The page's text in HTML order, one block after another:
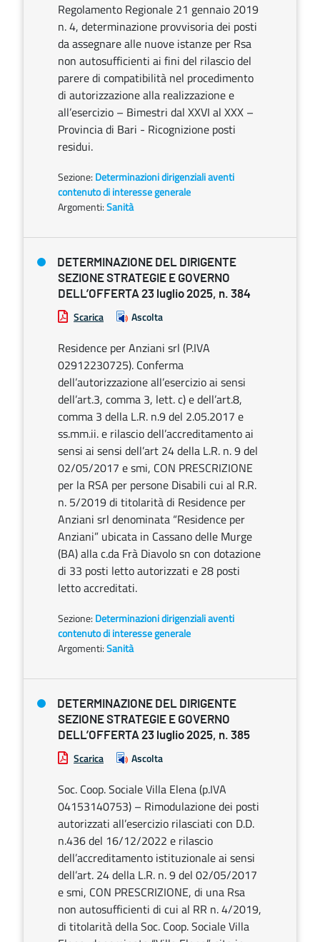
Regolamento Regionale 21 gennaio 2019
n. 4, determinazione provvisoria dei posti
da assegnare alle nuove istanze per Rsa
non autosufficienti ai fini del rilascio del
parere di compatibilità nel procedimento
di autorizzazione alla realizzazione e
all’esercizio – Bimestri dal XXVI al XXX –
Provincia di Bari - Ricognizione posti
residui.
Sezione: Determinazioni dirigenziali aventi
contenuto di interesse generale
Argomenti:Sanità
DETERMINAZIONE DEL DIRIGENTE
SEZIONE STRATEGIE E GOVERNO
DELL’OFFERTA 23 luglio 2025, n. 384
Scarica Ascolta
Residence per Anziani srl (P.IVA
02912230725). Conferma
dell’autorizzazione all’esercizio ai sensi
dell’art.3, comma 3, lett. c) e dell’art.8,
comma 3 della L.R. n.9 del 2.05.2017 e
ss.mm.ii. e rilascio dell’accreditamento ai
sensi ai sensi dell’art 24 della L.R. n. 9 del
02/05/2017 e smi, CON PRESCRIZIONE
per la RSA per persone Disabili cui al R.R.
n. 5/2019 di titolarità di Residence per
Anziani srl denominata “Residence per
Anziani” ubicata in Cassano delle Murge
(BA) alla c.da Frà Diavolo sn con dotazione
di 33 posti letto autorizzati e 28 posti
letto accreditati.
Sezione: Determinazioni dirigenziali aventi
contenuto di interesse generale
Argomenti:Sanità
DETERMINAZIONE DEL DIRIGENTE
SEZIONE STRATEGIE E GOVERNO
DELL’OFFERTA 23 luglio 2025, n. 385
Scarica Ascolta
Soc. Coop. Sociale Villa Elena (p.IVA
04153140753) – Rimodulazione dei posti
autorizzati all’esercizio rilasciati con D.D.
n.436 del 16/12/2022 e rilascio
dell’accreditamento istituzionale ai sensi
dell’art. 24 della L.R. n. 9 del 02/05/2017
e smi, CON PRESCRIZIONE, di una Rsa
non autosufficienti di cui al RR n. 4/2019,
di titolarità della Soc. Coop. Sociale Villa